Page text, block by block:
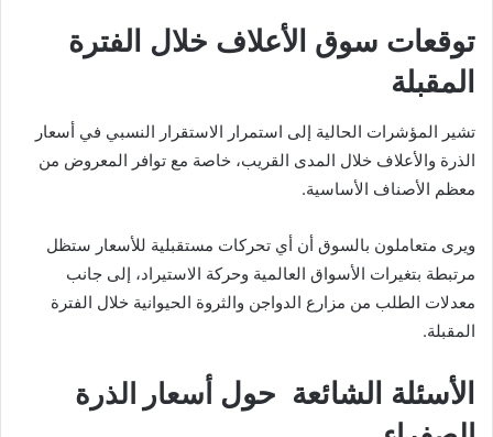
توقعات سوق الأعلاف خلال الفترة
المقبلة
تشير المؤشرات الحالية إلى استمرار الاستقرار النسبي في أسعار
الذرة والأعلاف خلال المدى القريب، خاصة مع توافر المعروض من
معظم الأصناف الأساسية.
ويرى متعاملون بالسوق أن أي تحركات مستقبلية للأسعار ستظل
مرتبطة بتغيرات الأسواق العالمية وحركة الاستيراد، إلى جانب
معدلات الطلب من مزارع الدواجن والثروة الحيوانية خلال الفترة
المقبلة.
الأسئلة الشائعة حول أسعار الذرة